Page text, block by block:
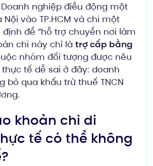
Doanh nghiệp điều động một
Nội vào TP.HCM và chi một
để “hỗ trợ chuyển nơi làm
chi này chỉ là trợ cấp bằng
nhóm đối tượng được nêu
tế dễ sai ở đây: doanh
bỏ qua khấu trừ thuế TNCN
khoản chi di
tế có thể không